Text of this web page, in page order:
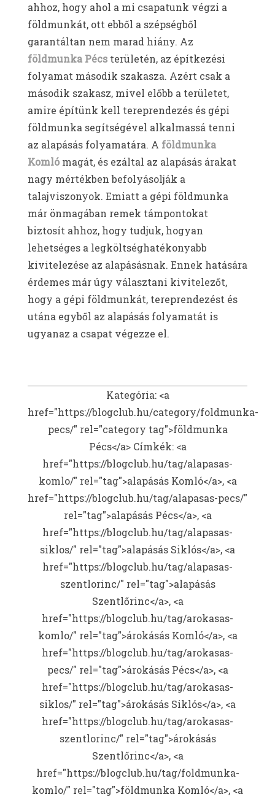
ahhoz, hogy ahol a mi csapatunk végzi a
földmunkát, ott ebből a szépségből
garantáltan nem marad hiány. Az
földmunka Pécs területén, az építkezési
folyamat második szakasza. Azért csak a
második szakasz, mivel előbb a területet,
amire építünk kell tereprendezés és gépi
földmunka segítségével alkalmassá tenni
az alapásás folyamatára. A földmunka
Komló magát, és ezáltal az alapásás árakat
nagy mértékben befolyásolják a
talajviszonyok. Emiatt a gépi földmunka
már önmagában remek támpontokat
biztosít ahhoz, hogy tudjuk, hogyan
lehetséges a legköltséghatékonyabb
kivitelezése az alapásásnak. Ennek hatására
érdemes már úgy választani kivitelezőt,
hogy a gépi földmunkát, tereprendezést és
utána egyből az alapásás folyamatát is
ugyanaz a csapat végezze el.
Kategória: <a
href="https://blogclub.hu/category/foldmunka-
pecs/" rel="category tag">földmunka
Pécs</a> Címkék: <a
href="https://blogclub.hu/tag/alapasas-
komlo/" rel="tag">alapásás Komló</a>, <a
href="https://blogclub.hu/tag/alapasas-pecs/"
rel="tag">alapásás Pécs</a>, <a
href="https://blogclub.hu/tag/alapasas-
siklos/" rel="tag">alapásás Siklós</a>, <a
href="https://blogclub.hu/tag/alapasas-
szentlorinc/" rel="tag">alapásás
Szentlőrinc</a>, <a
href="https://blogclub.hu/tag/arokasas-
komlo/" rel="tag">árokásás Komló</a>, <a
href="https://blogclub.hu/tag/arokasas-
pecs/" rel="tag">árokásás Pécs</a>, <a
href="https://blogclub.hu/tag/arokasas-
siklos/" rel="tag">árokásás Siklós</a>, <a
href="https://blogclub.hu/tag/arokasas-
szentlorinc/" rel="tag">árokásás
Szentlőrinc</a>, <a
href="https://blogclub.hu/tag/foldmunka-
komlo/" rel="tag">földmunka Komló</a>, <a